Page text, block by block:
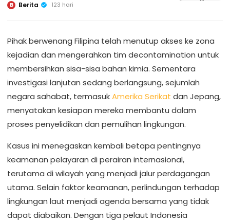
B Berita 123 hari
Pihak berwenang Filipina telah menutup akses ke zona
kejadian dan mengerahkan tim decontamination untuk
membersihkan sisa-sisa bahan kimia. Sementara
investigasi lanjutan sedang berlangsung, sejumlah
negara sahabat, termasukAmerika Serikat dan Jepang,
menyatakan kesiapan mereka membantu dalam
proses penyelidikan dan pemulihan lingkungan.
Kasus ini menegaskan kembali betapa pentingnya
keamanan pelayaran di perairan internasional,
terutama di wilayah yang menjadi jalur perdagangan
utama. Selain faktor keamanan, perlindungan terhadap
lingkungan laut menjadi agenda bersama yang tidak
dapat diabaikan. Dengan tiga pelaut Indonesia